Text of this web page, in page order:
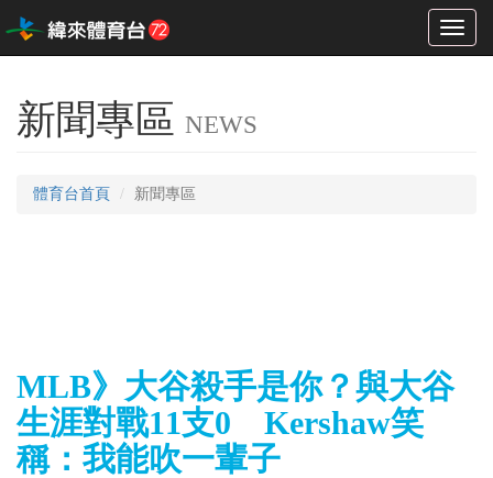
Toggle
新聞專區 NEWS
體育台首頁 新聞專區
MLB》大谷殺手是你？與大谷
生涯對戰11支0 Kershaw笑
稱：我能吹一輩子